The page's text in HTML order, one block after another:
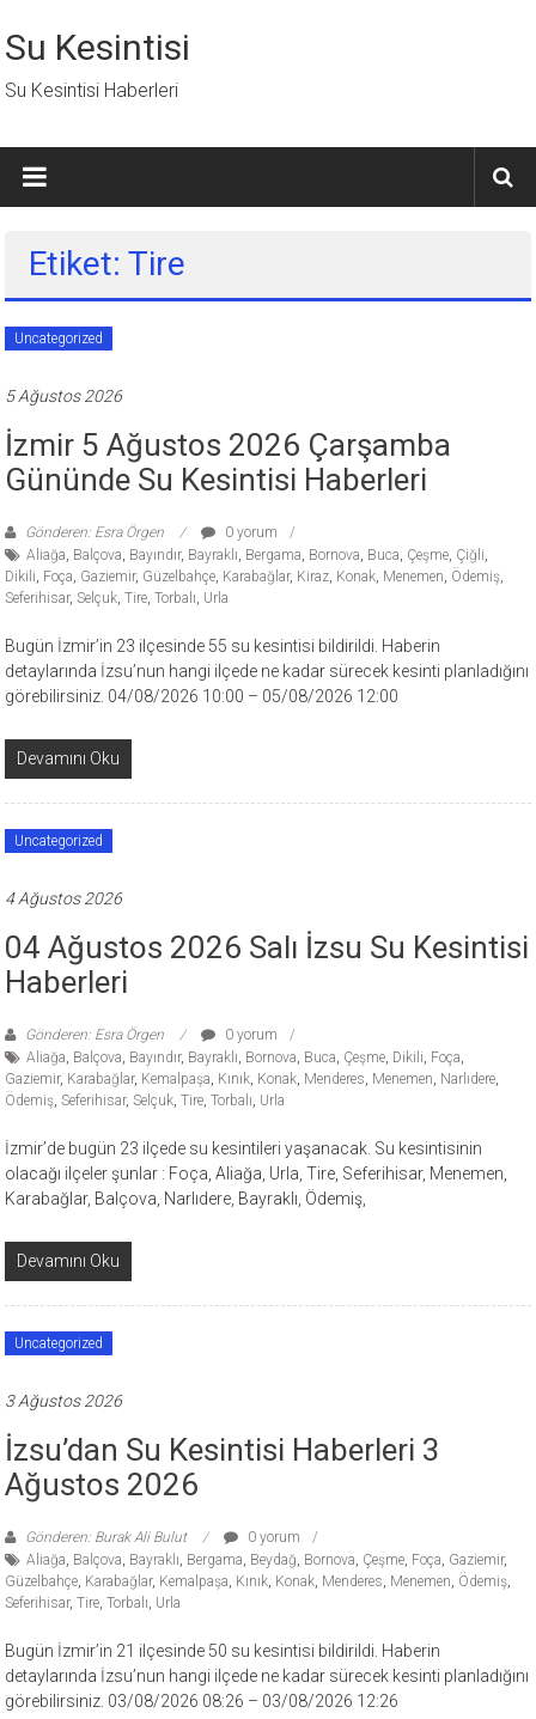
geç
Su Kesintisi
Su Kesintisi Haberleri
Etiket: Tire
Uncategorized
5 Ağustos 2026
İzmir 5 Ağustos 2026 Çarşamba
Gününde Su Kesintisi Haberleri
Gönderen: Esra Örgen
0 yorum
Aliağa, Balçova, Bayındır, Bayraklı, Bergama, Bornova, Buca, Çeşme, Çiğli,
Dikili, Foça, Gaziemir, Güzelbahçe, Karabağlar, Kiraz, Konak, Menemen, Ödemiş,
Seferihisar,Selçuk,Tire,Torbalı, Urla
Bugün İzmir’in 23 ilçesinde 55 su kesintisi bildirildi. Haberin
detaylarında İzsu’nun hangi ilçede ne kadar sürecek kesinti planladığını
görebilirsiniz. 04/08/2026 10:00 – 05/08/2026 12:00
Devamını Oku
Uncategorized
4 Ağustos 2026
04 Ağustos 2026 Salı İzsu Su Kesintisi
Haberleri
Gönderen: Esra Örgen
0 yorum
Aliağa, Balçova, Bayındır, Bayraklı, Bornova, Buca, Çeşme, Dikili, Foça,
Gaziemir, Karabağlar, Kemalpaşa, Kınık, Konak, Menderes, Menemen, Narlıdere,
Ödemiş,Seferihisar,Selçuk,Tire,Torbalı, Urla
İzmir’de bugün 23 ilçede su kesintileri yaşanacak. Su kesintisinin
olacağı ilçeler şunlar : Foça, Aliağa, Urla, Tire, Seferihisar, Menemen,
Karabağlar, Balçova, Narlıdere, Bayraklı, Ödemiş,
Devamını Oku
Uncategorized
3 Ağustos 2026
İzsu’dan Su Kesintisi Haberleri 3
Ağustos 2026
Gönderen: Burak Ali Bulut
0 yorum
Aliağa, Balçova, Bayraklı, Bergama, Beydağ, Bornova, Çeşme, Foça, Gaziemir,
Güzelbahçe, Karabağlar, Kemalpaşa, Kınık, Konak, Menderes, Menemen, Ödemiş,
Seferihisar,Tire,Torbalı, Urla
Bugün İzmir’in 21 ilçesinde 50 su kesintisi bildirildi. Haberin
detaylarında İzsu’nun hangi ilçede ne kadar sürecek kesinti planladığını
görebilirsiniz. 03/08/2026 08:26 – 03/08/2026 12:26